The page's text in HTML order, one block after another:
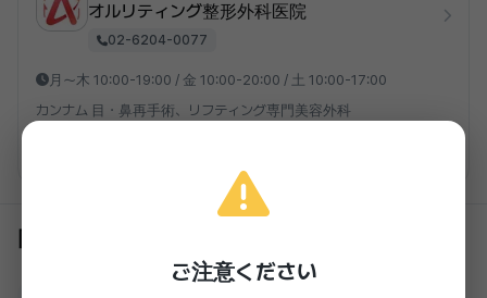
オルリティング整形外科医院
02-6204-0077
月～木 10:00-19:00 / 金 10:00-20:00 / 土 10:00-17:00
カンナム 目・鼻再手術、リフティング専門美容外科
Oliting Plastic Surgery
ご注意ください